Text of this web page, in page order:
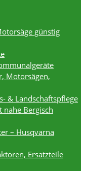
günstig
Motorsägen,
& Landschaftspflege
Bergisch
– Husqvarna
Ersatzteile